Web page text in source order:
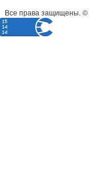
Все права защищены. ©